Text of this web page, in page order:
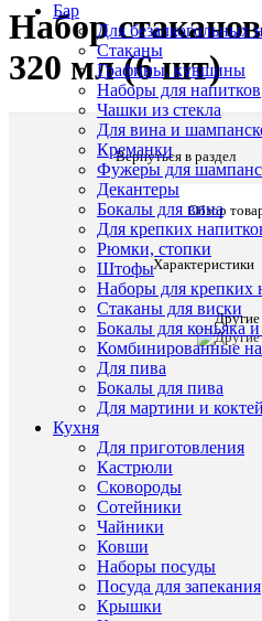
Бар
Для безалкогольных
Стаканы
Графины, кувшины
Наборы для напитков
Чашки из стекла
Для вина и
Креманки
Фужеры для
Декантеры
Бокалы для вина
Для крепких
Рюмки, стопки
Штофы
Наборы для крепких
Стаканы для виски
Бокалы для коньяка
Комбинированные
Для пива
Бокалы для пива
Для мартини и
Кухня
Для приготовления
Кастрюли
Сковороды
Сотейники
Чайники
Ковши
Наборы посуды
Посуда для запекания
Крышки
Набор
320 мл (6 шт)
Вернуться в раздел
Обзор
Характеристики